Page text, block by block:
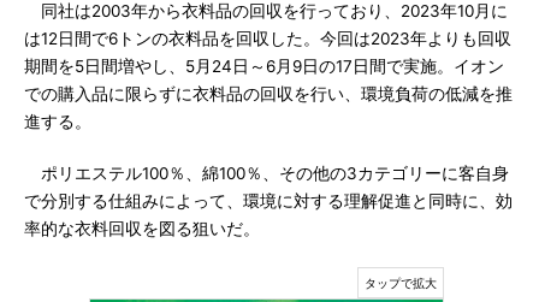
同社は2003年から衣料品の回収を行っており、2023年10月に
は12日間で6トンの衣料品を回収した。今回は2023年よりも回収
期間を5日間増やし、5月24日～6月9日の17日間で実施。イオン
での購入品に限らずに衣料品の回収を行い、環境負荷の低減を推
進する。
ポリエステル100％、綿100％、その他の3カテゴリーに客自身
で分別する仕組みによって、環境に対する理解促進と同時に、効
率的な衣料回収を図る狙いだ。